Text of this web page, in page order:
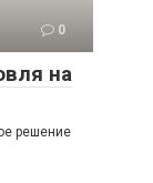
0
на
решение